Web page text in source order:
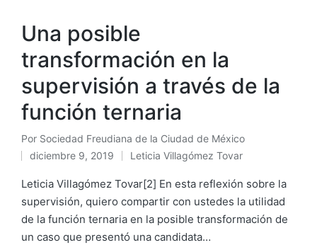
Una posible
transformación en la
supervisión a través de la
función ternaria
Publicado
por
Por Sociedad Freudiana de la Ciudad de México
diciembre 9, 2019
Publicado
en
Leticia Villagómez Tovar
Leticia Villagómez Tovar[2] En esta reflexión sobre la
supervisión, quiero compartir con ustedes la utilidad
de la función ternaria en la posible transformación de
un caso que presentó una candidata…